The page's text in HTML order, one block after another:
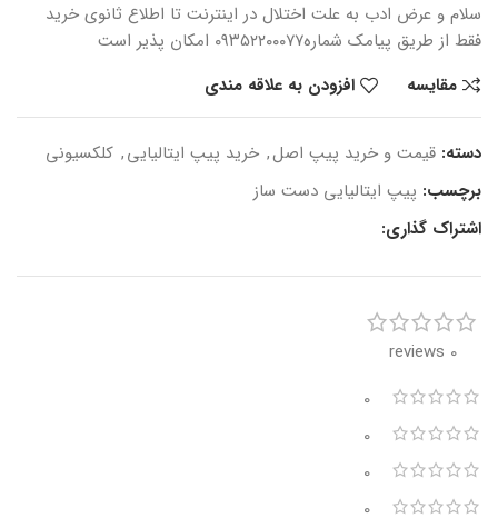
سلام و عرض ادب به علت اختلال در اینترنت تا اطلاع ثانوی خرید
فقط از طریق پیامک شماره۰۹۳۵۲۲۰۰۰۷۷ امکان پذیر است
مقایسه
افزودن به علاقه مندی
دسته: قیمت و خرید پیپ اصل, خرید پیپ ایتالیایی, کلکسیونی
برچسب: پیپ ایتالیایی دست ساز
اشتراک گذاری:
0 reviews
0
0
0
0